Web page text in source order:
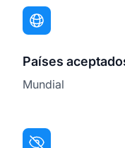
Países
Mundial